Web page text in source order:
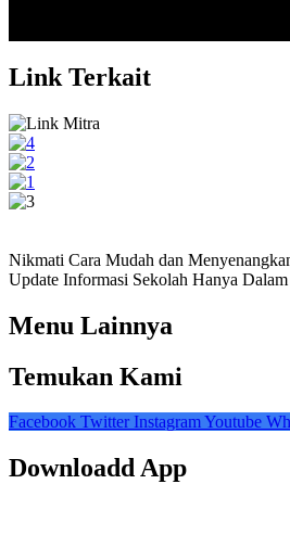
Link Terkait
Nikmati Cara Mudah dan
Update Informasi Sekolah Hanya Dalam
Menu Lainnya
Temukan Kami
Facebook Twitter InstagramYoutube
Downloadd App